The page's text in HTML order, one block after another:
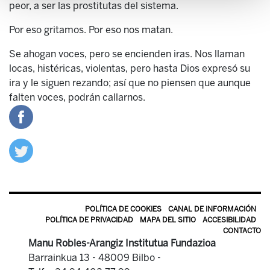
peor, a ser las prostitutas del sistema.
Por eso gritamos. Por eso nos matan.
Se ahogan voces, pero se encienden iras. Nos llaman
locas, histéricas, violentas, pero hasta Dios expresó su
ira y le siguen rezando; así que no piensen que aunque
falten voces, podrán callarnos.
POLÍTICA DE COOKIES
CANAL DE INFORMACIÓN
POLÍTICA DE PRIVACIDAD
MAPA DEL SITIO
ACCESIBILIDAD
CONTACTO
Manu Robles-Arangiz Institutua Fundazioa
Barrainkua 13 - 48009 Bilbo -